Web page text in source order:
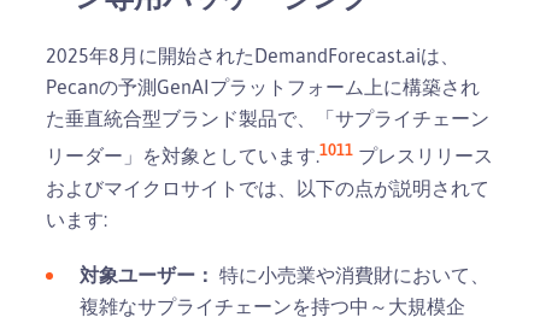
2025年8月に開始されたDemandForecast.aiは、
Pecanの予測GenAIプラットフォーム上に構築され
た垂直統合型ブランド製品で、「サプライチェーン
リーダー」を対象としています.1011 プレスリリース
およびマイクロサイトでは、以下の点が説明されて
います:
対象ユーザー： 特に小売業や消費財において、
複雑なサプライチェーンを持つ中～大規模企